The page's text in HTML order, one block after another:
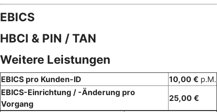
EBICS
HBCI & PIN / TAN
Weitere Leistungen
EBICS pro Kunden-ID 10,00 € p.M.
EBICS-Einrichtung / -Änderung pro
Vorgang
25,00 €